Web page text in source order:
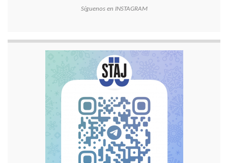
Síguenos en INSTAGRAM